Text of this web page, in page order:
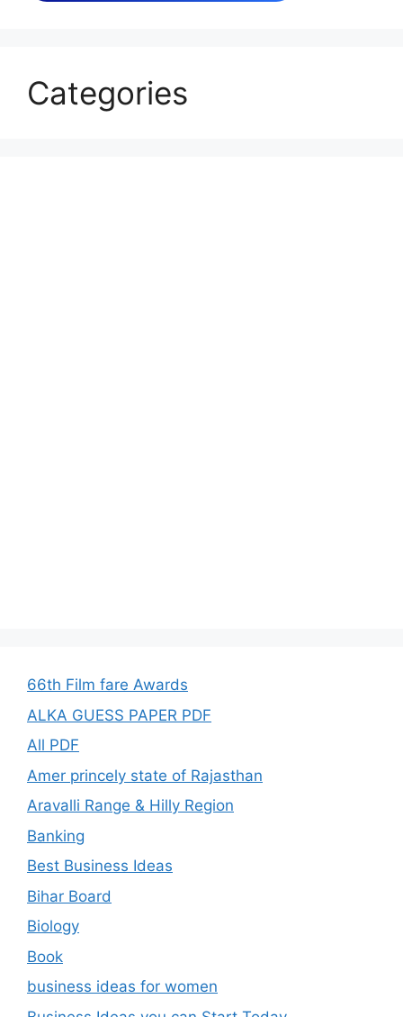
Categories
66th Film fare Awards
ALKA GUESS PAPER PDF
All PDF
Amer princely state of Rajasthan
Aravalli Range & Hilly Region
Banking
Best Business Ideas
Bihar Board
Biology
Book
business ideas for women